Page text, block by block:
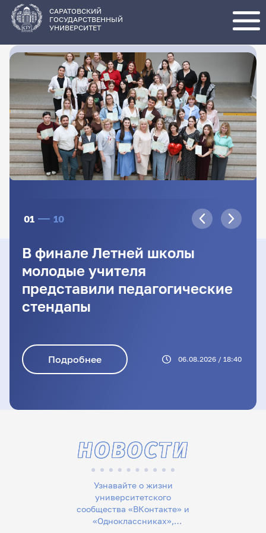
основному
содержанию
САРАТОВСКИЙ
ГОСУДАРСТВЕННЫЙ
УНИВЕРСИТЕТ
01 10
В финале Летней школы
молодые учителя
представили педагогические
стендапы
Подробнее 06.08.2026 / 18:40
Узнавайте о жизни
университетского
сообщества «ВКонтакте» и
«Одноклассниках»,
НОВОСТИ